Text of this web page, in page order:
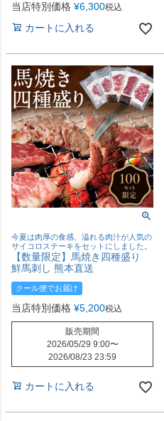
当店特別価格 ¥6,300税込
カートに入れる
今夏は肉厚の食感、溢れる肉汁が人気の
サイコロステーキをセットにしました。
【数量限定】馬焼き四種盛り
鮮馬刺し 熊本直送
クール便でお届け
当店特別価格 ¥5,200税込
販売期間
2026/05/29 9:00〜
2026/08/23 23:59
カートに入れる